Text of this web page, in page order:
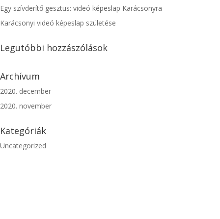
Egy szívderítő gesztus: videó képeslap Karácsonyra
Karácsonyi videó képeslap születése
Legutóbbi hozzászólások
Archívum
2020. december
2020. november
Kategóriák
Uncategorized